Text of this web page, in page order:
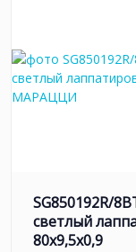
SG850192R/
светлый
80x9,5x0,9